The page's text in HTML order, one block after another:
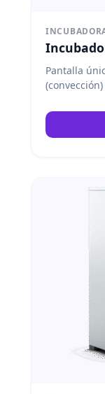
Pantalla